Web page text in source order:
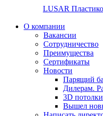
LUSAR
О компании
Вакансии
Сотрудничество
Преимущества
Сертификаты
Новости
Парящий
Дилерам.
3D потолки
Вышел